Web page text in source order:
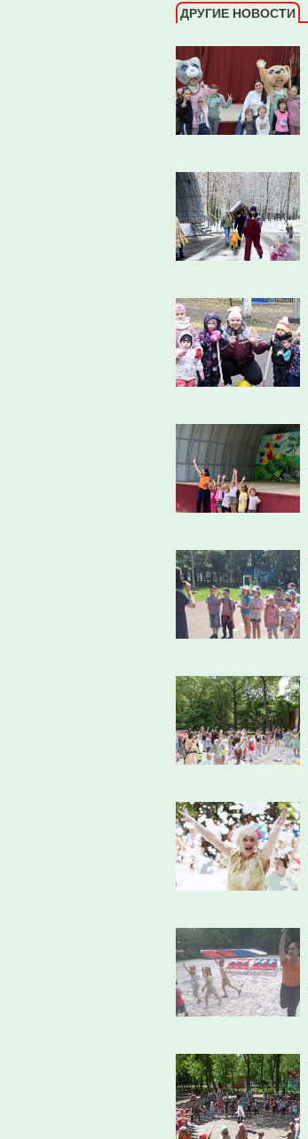
ДРУГИЕ НОВОСТИ